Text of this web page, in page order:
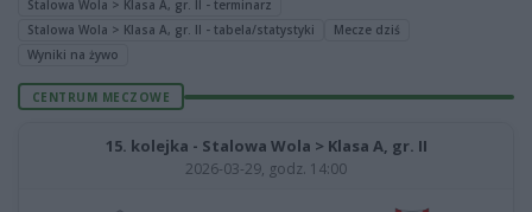
Stalowa Wola > Klasa A, gr. II - terminarz
Stalowa Wola > Klasa A, gr. II - tabela/statystyki
Mecze dziś
Wyniki na żywo
CENTRUM MECZOWE
15. kolejka - Stalowa Wola > Klasa A, gr. II
2026-03-29, godz. 14:00